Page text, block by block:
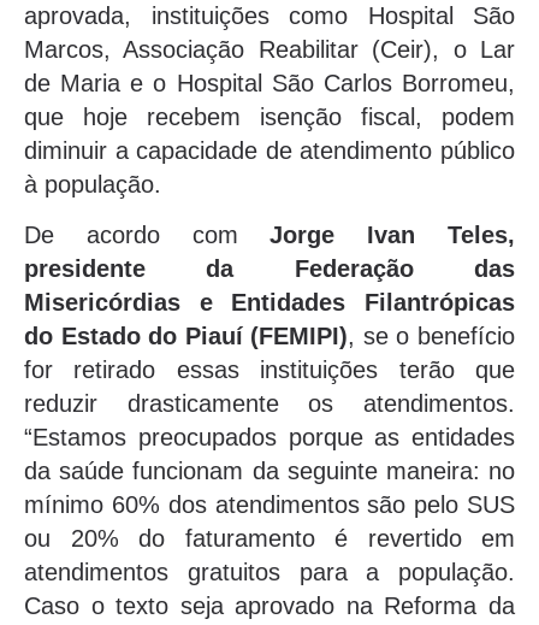
aprovada, instituições como Hospital São
Marcos, Associação Reabilitar (Ceir), o Lar
de Maria e o Hospital São Carlos Borromeu,
que hoje recebem isenção fiscal, podem
diminuir a capacidade de atendimento público
à população.
De acordo comJorge Ivan Teles,
presidente da Federação das
Misericórdias e Entidades Filantrópicas
do Estado do Piauí (FEMIPI), se o benefício
for retirado essas instituições terão que
reduzir drasticamente os atendimentos.
“Estamos preocupados porque as entidades
da saúde funcionam da seguinte maneira: no
mínimo 60% dos atendimentos são pelo SUS
ou 20% do faturamento é revertido em
atendimentos gratuitos para a população.
Caso o texto seja aprovado na Reforma da